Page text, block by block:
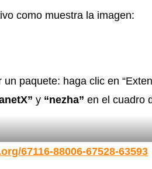
como muestra la imagen:
paquete: haga clic en
y “nezha” en el cuadro
67116-88006-67528-63593